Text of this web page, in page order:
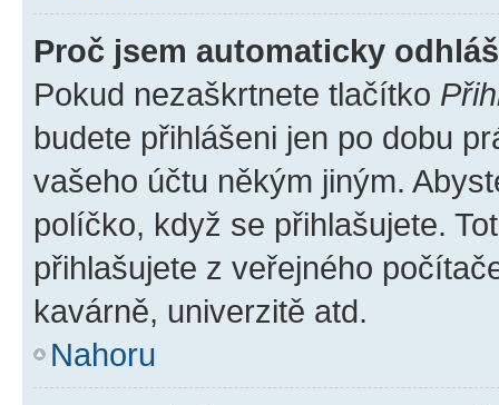
Proč jsem automaticky
Pokud nezaškrtnete tlačítko
budete přihlášeni jen po dobu
vašeho účtu někým jiným.
políčko, když se přihlašujete.
přihlašujete z veřejného
kavárně, univerzitě atd.
Nahoru